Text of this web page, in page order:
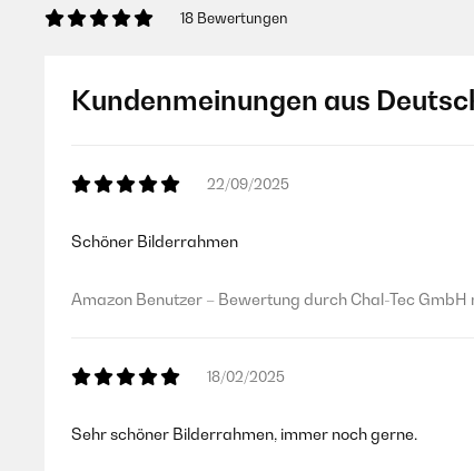
18 Bewertungen
Kundenmeinungen aus
22/09/2025
Schöner Bilderrahmen
Amazon Benutzer – Bewertung durch Chal-Tec
18/02/2025
Sehr schöner Bilderrahmen, immer noch gerne.